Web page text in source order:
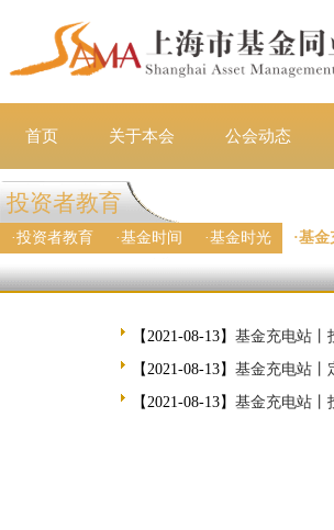
首页 关于本会 公会动态
投资者教育
·投资者教育 ·基金时间 ·基金时光 ·基金
【2021-08-13】 基金充电站丨
【2021-08-13】 基金充电站丨
【2021-08-13】 基金充电站丨